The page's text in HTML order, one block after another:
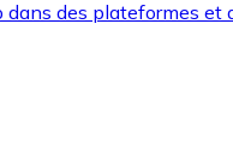
des plateformes et